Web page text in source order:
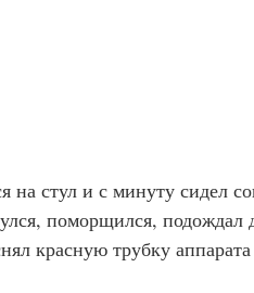
на стул и с минуту сидел
поморщился, подождал
красную трубку